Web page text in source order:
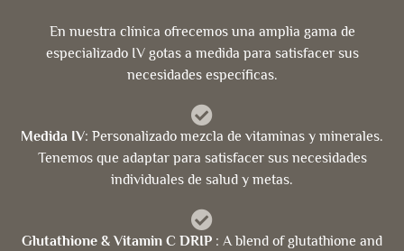
En nuestra clínica ofrecemos una amplia gama de
especializado IV gotas a medida para satisfacer sus
necesidades específicas.
Medida IV: Personalizado mezcla de vitaminas y minerales.
Tenemos que adaptar para satisfacer sus necesidades
individuales de salud y metas.
Glutathione & Vitamin C DRIP : A blend of glutathione and